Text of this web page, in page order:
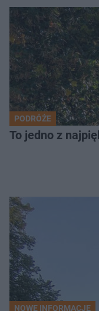
PODRÓŻE
To jedno z
NOWE INFORMACJE